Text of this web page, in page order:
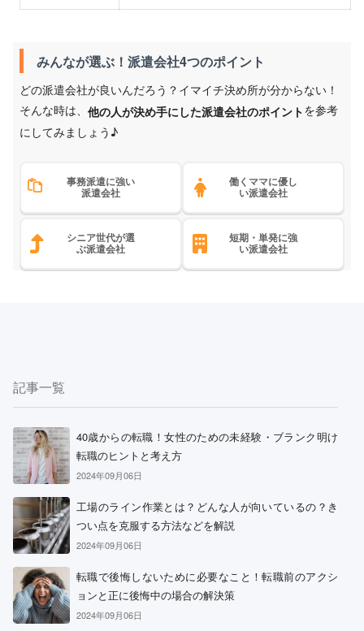
みんなが選ぶ！派遣会社4つのポイント
どの派遣会社が良いんだろう？イマイチ決め所が分からない！
そんな時は、 他の人が決め手にした派遣会社のポイントを参考
にしてみましょう♪
事務派遣に強い
派遣会社
働くママに優し
い派遣会社
シニア世代が選
ぶ派遣会社
短期・単発に強
い派遣会社
記事一覧
40歳からの転職！女性のための未経験・ブランク明け
転職のヒントと考え方
2024年09月06日
工場のライン作業とは？どんな人が向いているの？き
つい点を克服する方法などを解説
2024年09月06日
転職で後悔しないために必要なこと！転職前のアクシ
ョンと正に後悔中の場合の解決策
2024年09月06日